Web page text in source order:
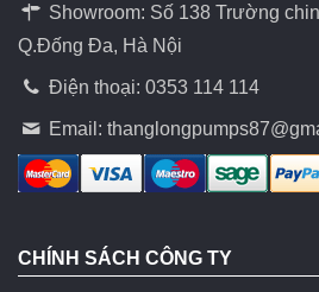
Showroom: Số 138 Trường
Q.Đống Đa, Hà Nội
Điện thoại: 0353 114 114
Email:
CHÍNH SÁCH CÔNG TY